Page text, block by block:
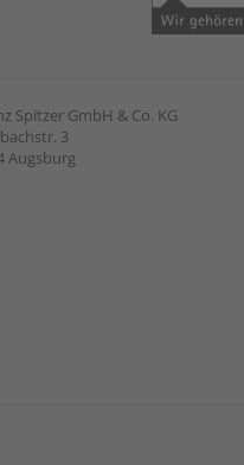
Spitzer GmbH & Co. KG
3
Augsburg